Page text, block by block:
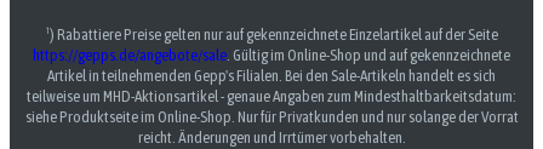
¹) Rabattiere Preise gelten nur auf gekennzeichnete Einzelartikel auf der Seite
https://gepps.de/angebote/sale. Gültig im Online-Shop und auf gekennzeichnete
Artikel in teilnehmenden Gepp's Filialen. Bei den Sale-Artikeln handelt es sich
teilweise um MHD-Aktionsartikel - genaue Angaben zum Mindesthaltbarkeitsdatum:
siehe Produktseite im Online-Shop. Nur für Privatkunden und nur solange der Vorrat
reicht. Änderungen und Irrtümer vorbehalten.